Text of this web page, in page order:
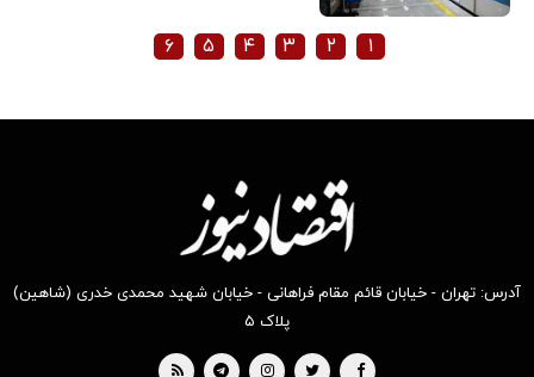
۱ ۲ ۳ ۴ ۵ ۶
آدرس: تهران - خیابان قائم مقام فراهانی - خیابان شهید محمدی خدری (شاهین)
پلاک ۵